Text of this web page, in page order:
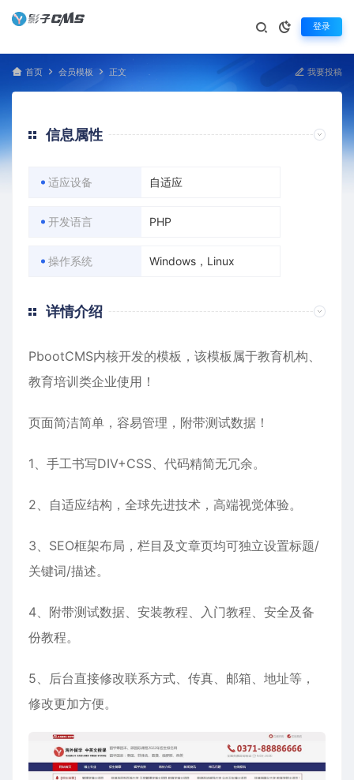
登录
首页 会员模板 正文 我要投稿
信息属性
适应设备 自适应
开发语言 PHP
操作系统 Windows，Linux
详情介绍
PbootCMS内核开发的模板，该模板属于教育机构、
教育培训 类企业使用！
页面简洁简单，容易管理，附带测试数据！
1、手工书写DIV+CSS、代码精简无冗余。
2、自适应结构，全球先进技术，高端视觉体验。
3、SEO框架布局，栏目及文章页均可独立设置标题/
关键词/描述。
4、附带测试数据、安装教程、入门教程、安全及备
份教程。
5、后台直接修改联系方式、传真、邮箱、地址等，
修改更加方便。